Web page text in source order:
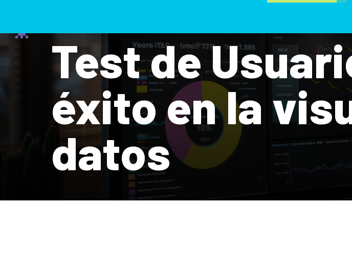
Test de
éxito en la
datos